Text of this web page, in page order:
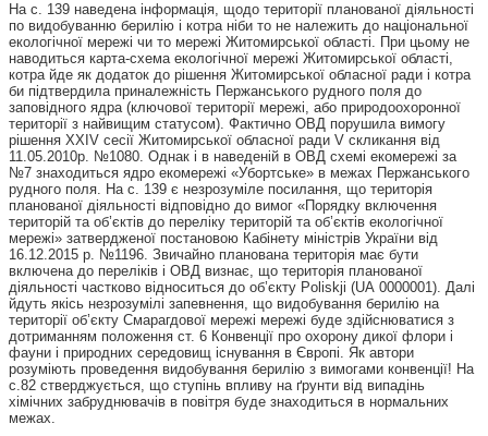
На с. 139 наведена інформація, щодо території планованої діяльності
по видобуванню берилію і котра ніби то не належить до національної
екологічної мережі чи то мережі Житомирської області. При цьому не
наводиться карта-схема екологічної мережі Житомирської області,
котра йде як додаток до рішення Житомирської обласної ради і котра
би підтвердила приналежність Пержанського рудного поля до
заповідного ядра (ключової території мережі, або природоохоронної
території з найвищим статусом). Фактично ОВД порушила вимогу
рішення ХХІV сесії Житомирської обласної ради V скликання від
11.05.2010р. №1080. Однак і в наведеній в ОВД схемі екомережі за
№7 знаходиться ядро екомережі «Убортське» в межах Пержанського
рудного поля. На с. 139 є незрозуміле посилання, що територія
планованої діяльності відповідно до вимог «Порядку включення
територій та об’єктів до переліку територій та об’єктів екологічної
мережі» затвердженої постановою Кабінету міністрів України від
16.12.2015 р. №1196. Звичайно планована територія має бути
включена до переліків і ОВД визнає, що територія планованої
діяльності частково відноситься до об’єкту Poliskji (UA 0000001). Далі
йдуть якісь незрозумілі запевнення, що видобування берилію на
території об’єкту Смарагдової мережі мережі буде здійснюватися з
дотриманням положення ст. 6 Конвенції про охорону дикої флори і
фауни і природних середовищ існування в Європі. Як автори
розуміють проведення видобування берилію з вимогами конвенції! На
с.82 стверджується, що ступінь впливу на ґрунти від випадінь
хімічних забруднювачів в повітря буде знаходиться в нормальних
межах.